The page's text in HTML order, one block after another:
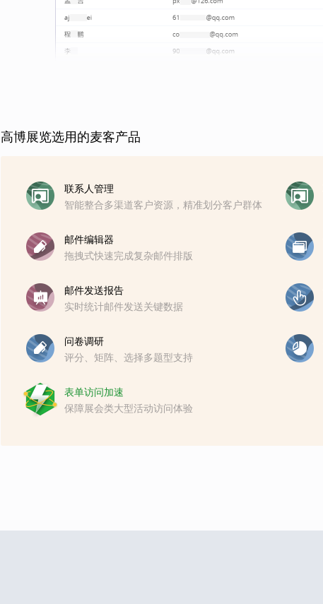
高博展览选用的麦客产品
联系人管理
智能整合多渠道客户资源，精准划分客户群体
邮件编辑器
拖拽式快速完成复杂邮件排版
邮件发送报告
实时统计邮件发送关键数据
问卷调研
评分、矩阵、选择多题型支持
表单访问加速
保障展会类大型活动访问体验